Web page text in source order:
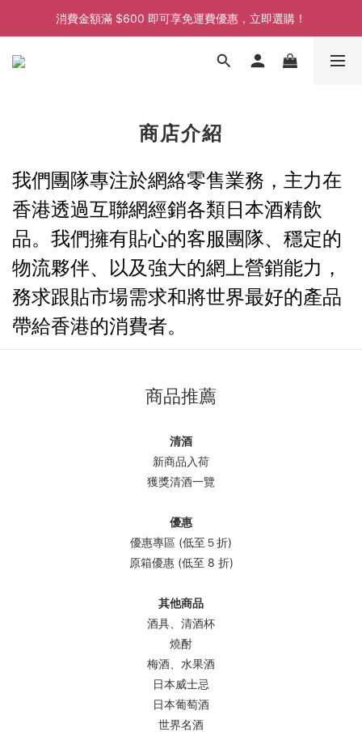
消費金額滿 $600 即可享免運費優惠，立即選購！
消費金額滿 $600 即可享免運費優惠，立即選購！
消費金額滿 $600 即可享免運費優惠，立即選購！
商店介紹
我們團隊專注於網絡零售業務，主力在
香港透過互聯網經銷各類日本酒精飲
品。 我們擁有貼心的客服團隊、穩定的
物流夥伴、以及強大的網上營銷能力，
務求跟貼市場需求和將世界最好的產品
帶給香港的消費者。
商品推薦
清酒
新商品入荷
獲獎清酒一覽
優惠
優惠專區 (低至５折)
原箱優惠 (低至 8 折)
其他商品
酒具、清酒杯
燒酎
梅酒、水果酒
日本威士忌
日本葡萄酒
世界名酒